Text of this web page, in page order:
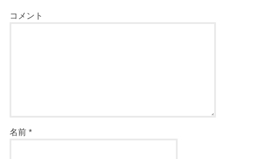
コメント
名前*